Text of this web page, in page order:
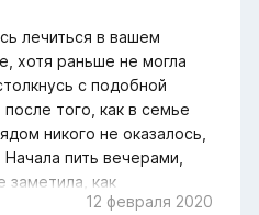
лечиться в вашем
хотя раньше не могла
с подобной
того, как в семье
никого не оказалось,
пить вечерами,
заметила, как
Спасибо вашим
12 февраля 2020